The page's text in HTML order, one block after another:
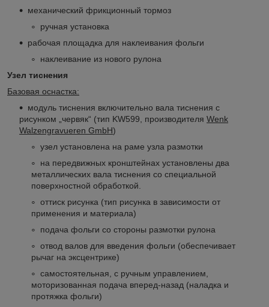
механический фрикционный тормоз
ручная установка
рабочая площадка для наклеивания фольги
наклеивание из нового рулона
Узел тиснения
Базовая оснастка:
модуль тиснения включительно вала тиснения с
рисунком „червяк“ (тип KW599, производителя Wenk
Walzengravueren GmbH)
узел установлена на раме узла размотки
на передвижных кронштейнах установлены два
металлических вала тиснения со специальной
поверхностной обработкой.
оттиск рисунка (тип рисунка в зависимости от
применения и материала)
подача фольги со стороны размотки рулона
отвод валов для введения фольги (обеспечивает
рычаг на эксцентрике)
самостоятельная, с ручным управлением,
моторизованная подача вперед-назад (наладка и
протяжка фольги)